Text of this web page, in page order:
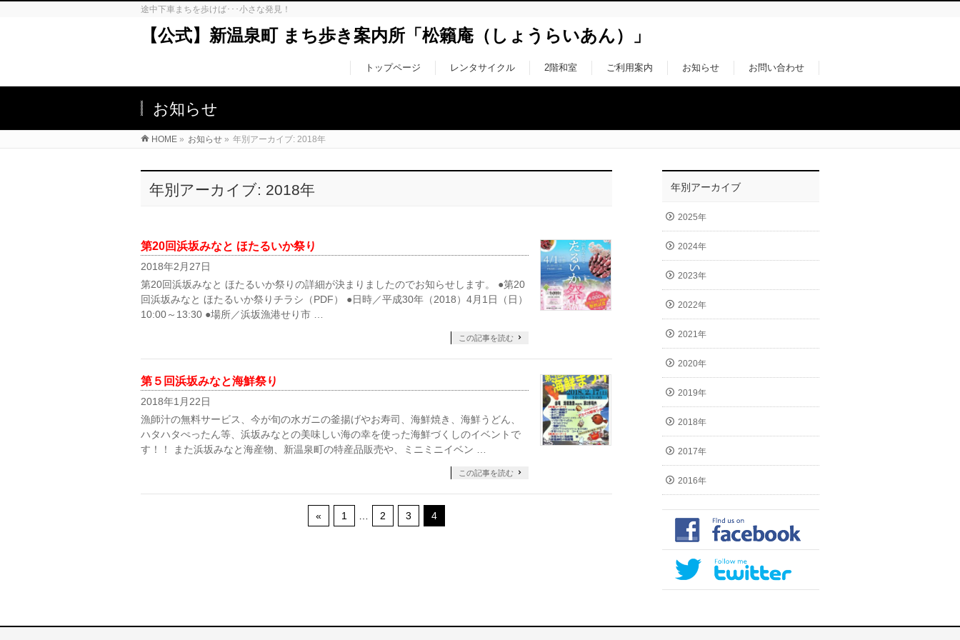
途中下車まちを歩けば･･･小さな発見！
【公式】新温泉町 まち歩き案内所「松籟庵（しょうらいあん）」
トップページ レンタサイクル 2階和室 ご利用案内 お知らせ お問い合わせ
お知らせ
HOME » お知らせ » 年別アーカイブ: 2018年
年別アーカイブ: 2018年
第20回浜坂みなと ほたるいか祭り
2018年2月27日
第20回浜坂みなと ほたるいか祭りの詳細が決まりましたのでお知らせします。 ●第20
回浜坂みなと ほたるいか祭りチラシ（PDF） ●日時／平成30年（2018）4月1日（日）
10:00～13:30 ●場所／浜坂漁港せり市 …
この記事を読む
第５回浜坂みなと海鮮祭り
2018年1月22日
漁師汁の無料サービス、今が旬の水ガニの釜揚げやお寿司、海鮮焼き、海鮮うどん、
ハタハタぺったん等、浜坂みなとの美味しい海の幸を使った海鮮づくしのイベントで
す！！ また浜坂みなと海産物、新温泉町の特産品販売や、ミニミニイベン …
この記事を読む
« 1 2 3 4
年別アーカイブ
2025年
2024年
2023年
2022年
2021年
2020年
2019年
2018年
2017年
2016年